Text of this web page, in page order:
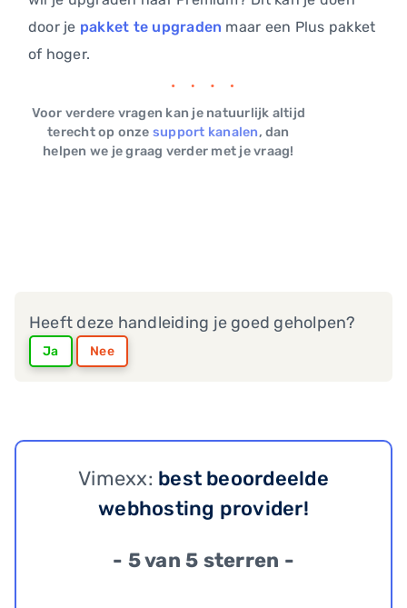
door je pakket te upgraden maar een Plus pakket
of hoger.
Voor verdere vragen kan je natuurlijk altijd
terecht op onze support kanalen, dan
helpen we je graag verder met je vraag!
Heeft deze handleiding je goed geholpen?
Ja Nee
Vimexx: best beoordeelde
webhosting provider!
- 5 van 5 sterren -